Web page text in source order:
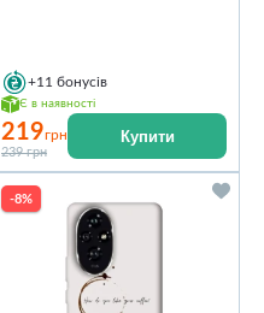
+11 бонусів
Є в наявності
219грн
239 грн
Купити
-8%